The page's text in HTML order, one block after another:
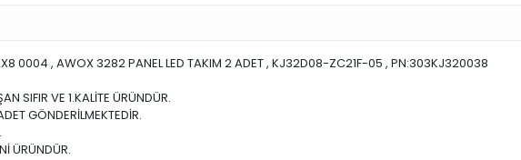
0004 , AWOX 3282 PANEL LED TAKIM 2 ADET , KJ32D08-ZC21F-05 , PN:303KJ320038
SIFIR VE 1.KALİTE ÜRÜNDÜR.
GÖNDERİLMEKTEDİR.
ÜRÜNDÜR.